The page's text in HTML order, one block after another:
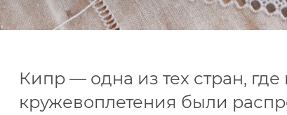
Кипр — одна из тех стран,
кружевоплетения были